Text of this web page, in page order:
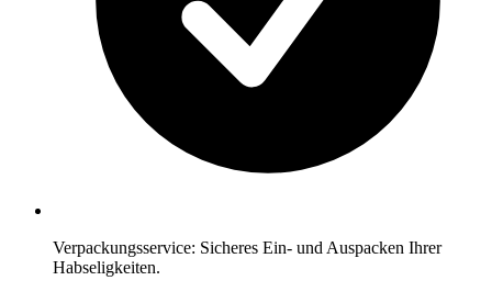
Verpackungsservice: Sicheres Ein- und Auspacken Ihrer
Habseligkeiten.